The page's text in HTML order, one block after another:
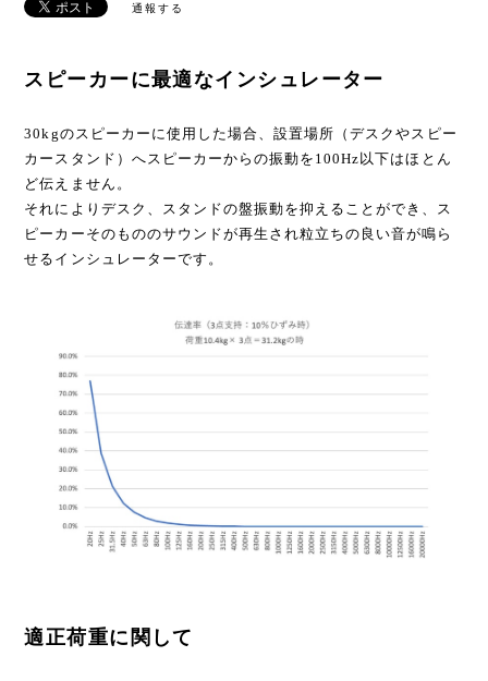
通報する
スピーカーに最適なインシュレーター
30kgのスピーカーに使用した場合、設置場所（デスクやスピー
カースタンド）へスピーカーからの振動を100Hz以下はほとん
ど伝えません。
それによりデスク、スタンドの盤振動を抑えることができ、ス
ピーカーそのもののサウンドが再生され粒立ちの良い音が鳴ら
せるインシュレーターです。
適正荷重に関して